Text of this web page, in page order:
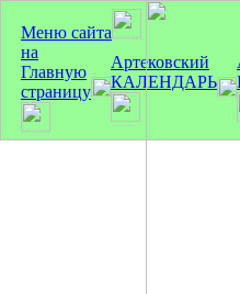
Меню сайта
на
Главную
страницу
Артековский
КАЛЕНДАРЬ